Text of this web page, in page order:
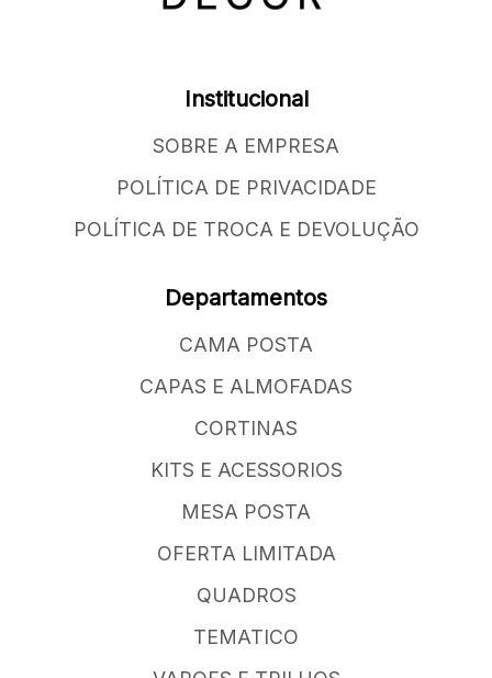
Institucional
SOBRE A EMPRESA
POLÍTICA DE PRIVACIDADE
POLÍTICA DE TROCA E DEVOLUÇÃO
Departamentos
CAMA POSTA
CAPAS E ALMOFADAS
CORTINAS
KITS E ACESSORIOS
MESA POSTA
OFERTA LIMITADA
QUADROS
TEMATICO